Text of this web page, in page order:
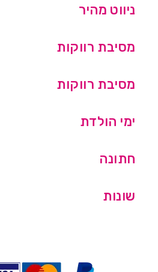
ניווט מהיר
מסיבת רווקות
מסיבת רווקות
ימי הולדת
חתונה
שונות